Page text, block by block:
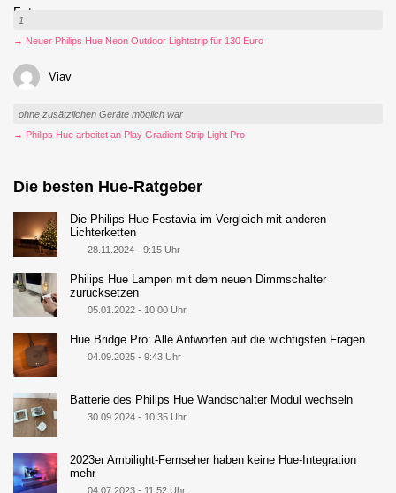
1
→ Neuer Philips Hue Neon Outdoor Lightstrip für 130 Euro
Viav
ohne zusätzlichen Geräte möglich war
→ Philips Hue arbeitet an Play Gradient Strip Light Pro
Die besten Hue-Ratgeber
Die Philips Hue Festavia im Vergleich mit anderen
Lichterketten
28.11.2024 - 9:15 Uhr
Philips Hue Lampen mit dem neuen Dimmschalter
zurücksetzen
05.01.2022 - 10:00 Uhr
Hue Bridge Pro: Alle Antworten auf die wichtigsten Fragen
04.09.2025 - 9:43 Uhr
Batterie des Philips Hue Wandschalter Modul wechseln
30.09.2024 - 10:35 Uhr
2023er Ambilight-Fernseher haben keine Hue-Integration
mehr
04.07.2023 - 11:52 Uhr